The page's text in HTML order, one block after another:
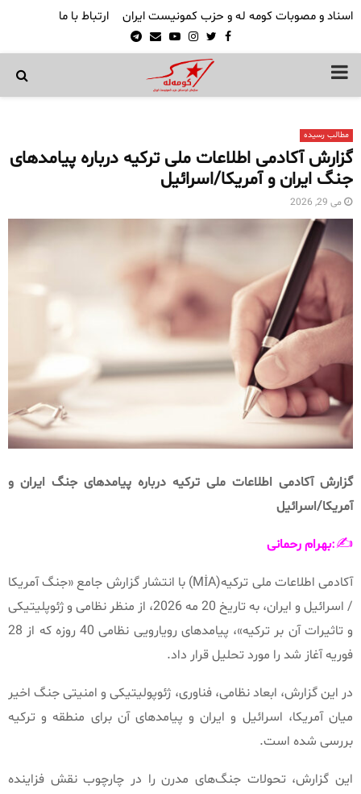
اسناد و مصوبات کومه له و حزب کمونیست ایران ارتباط با ما
Facebook
Twitter
Instagram
Youtube
Email
Telegram
PRIMARY
مطالب رسیده
گزارش آکادمی اطلاعات ملی ترکیه درباره پیامدهای
جنگ ایران و آمریکا/اسرائیل
می 29, 2026
گزارش آکادمی اطلاعات ملی ترکیه درباره پیامدهای جنگ ایران و
آمریکا/اسرائیل
✍️
:بهرامرحمانی
آکادمی اطلاعات ملی ترکیه‌(MİA) با انتشار گزارش جامع«جنگ آمریکا
/ اسرائیل و ایران، به تاریخ مه
، از منظر نظامی و ژئوپلیتیکی
و تاثیرات آن بر ترکیه»، پیامدهای رویارویی نظامی40 روزه که از
فوریه آغاز شد را مورد تحلیل قرار داد.
در این گزارش، ابعاد نظامی، فناوری، ژئوپولیتیکی و امنیتی جنگ اخیر
میان آمریکا، اسرائیل و ایران و پیامدهای آن برای منطقه و ترکیه
بررسی شده است.
این گزارش، تحولات جنگ‌های مدرن را در چارچوب نقش فزاینده